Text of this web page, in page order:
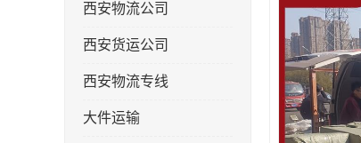
西安物流公司
西安货运公司
西安物流专线
大件运输